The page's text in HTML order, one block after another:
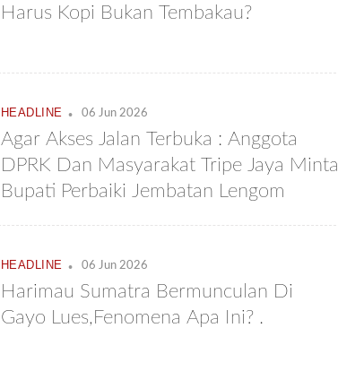
Harus Kopi Bukan Tembakau?
HEADLINE . 06 Jun 2026
Agar Akses Jalan Terbuka : Anggota
DPRK Dan Masyarakat Tripe Jaya Minta
Bupati Perbaiki Jembatan Lengom
HEADLINE . 06 Jun 2026
Harimau Sumatra Bermunculan Di
Gayo Lues,Fenomena Apa Ini? .